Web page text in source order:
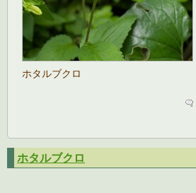
ホタルブクロ
ホタルブクロ